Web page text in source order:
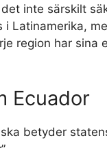
inte särskilt
i Latinamerika,
region har sina
Ecuador
betyder